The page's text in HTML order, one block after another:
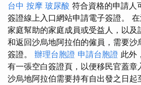
台中 按摩 玻尿酸 符合資格的申請人
簽證線上入口網站申請電子簽證。
家庭幫助的家庭成員或受益人，以及
和返回沙烏地阿拉伯的僱員，需要
簽證。 辦理台胞證 申請台胞證 此外
有一張空白簽證頁，以便移民官蓋章
沙烏地阿拉伯需要持有自出發之日起